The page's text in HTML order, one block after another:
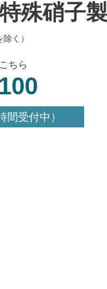
殊硝子
く）
ちら
間受付中）